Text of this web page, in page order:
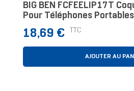
BIG BEN FCFEELIP17T
Pour Téléphones
Housse Transparent
Prix
18,69 € TTC
AJOUTER AU